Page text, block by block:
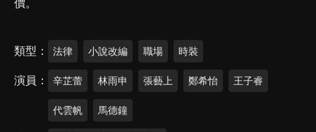
價。
類型 法律 小說改編 職場 時裝
演員 辛芷蕾 林雨申 張藝上 鄭希怡 王子睿
代雲帆 馬德鐘